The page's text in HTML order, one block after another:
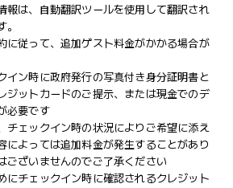
報は、自動翻訳ツールを使用して翻訳され
に従って、追加ゲスト料金がかかる場合が
イン時に政府発行の写真付き身分証明書と
ジットカードのご提示、または現金でのデ
必要です
チェックイン時の状況によりご希望に添え
によっては追加料金が発生することがあり
ございませんのでご了承ください
にチェックイン時に確認されるクレジット